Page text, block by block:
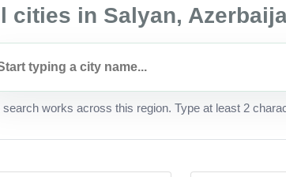
cities in Salyan,
search works across this region. Type at least 2